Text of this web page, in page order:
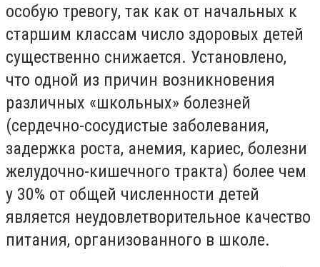
особую тревогу, так как от начальных к
старшим классам число здоровых детей
существенно снижается. Установлено,
что одной из причин возникновения
различных «школьных» болезней
(сердечно-сосудистые заболевания,
задержка роста, анемия, кариес, болезни
желудочно-кишечного тракта) более чем
у 30% от общей численности детей
является неудовлетворительное качество
питания, организованного в школе.